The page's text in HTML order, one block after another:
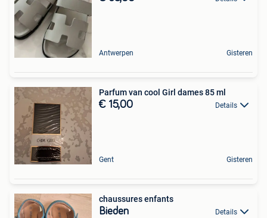
Antwerpen Gisteren
Parfum van cool Girl dames 85 ml
€ 15,00 Details
Gent Gisteren
chaussures enfants
Bieden Details